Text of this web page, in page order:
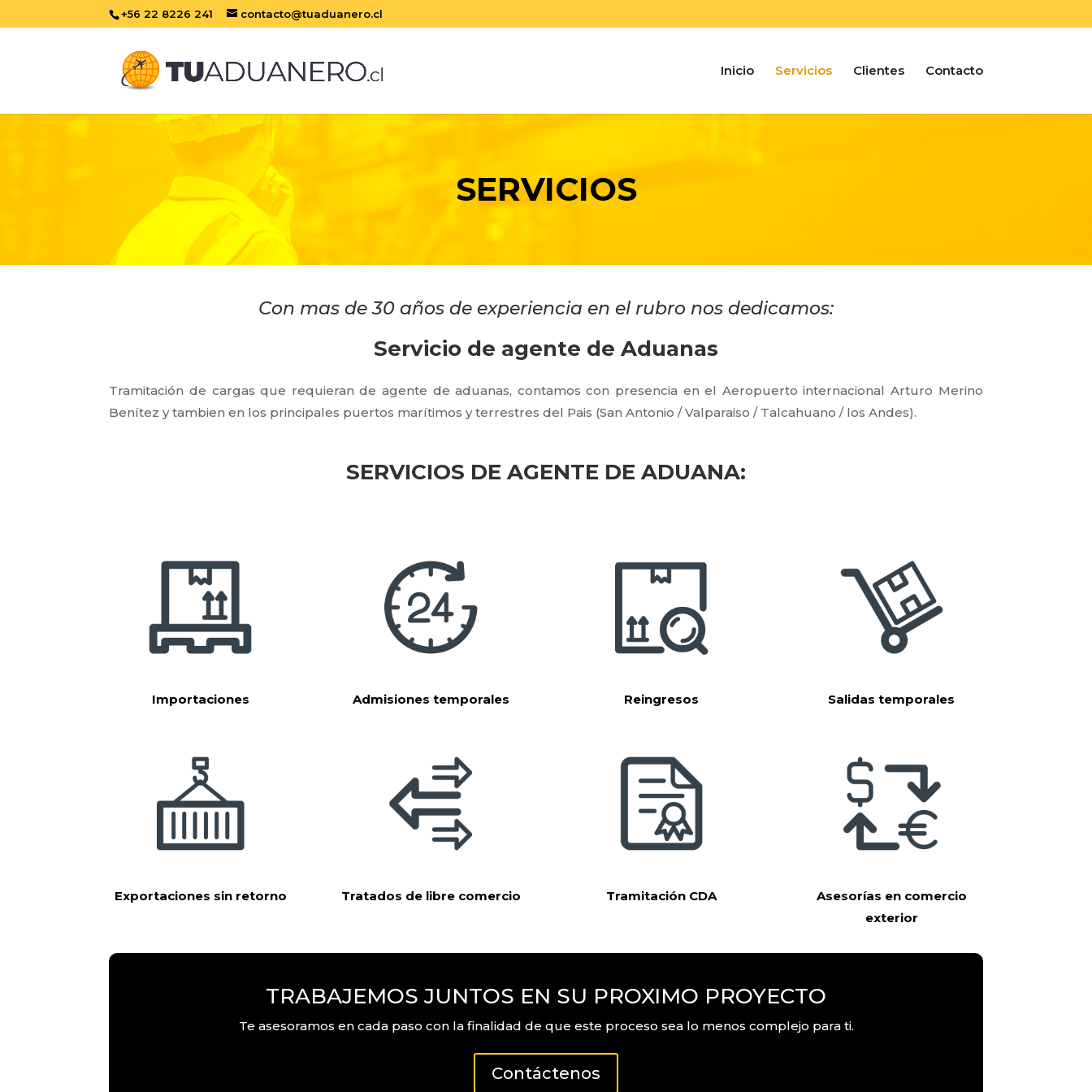
+56 22 8226 241 contacto@tuaduanero.cl
Inicio Servicios Clientes Contacto
SERVICIOS
Con mas de 30 años de experiencia en el rubro nos dedicamos:
Servicio de agente de Aduanas
Tramitación de cargas que requieran de agente de aduanas, contamos con presencia en el Aeropuerto internacional Arturo Merino
Benítez y tambien en los principales puertos marítimos y terrestres del Pais (San Antonio / Valparaiso / Talcahuano / los Andes).
SERVICIOS DE AGENTE DE ADUANA:
Importaciones Admisiones temporales Reingresos Salidas temporales
Exportaciones sin retorno Tratados de libre comercio Tramitación CDA
Asesorías en comercio
exterior
TRABAJEMOS JUNTOS EN SU PROXIMO PROYECTO
Te asesoramos en cada paso con la finalidad de que este proceso sea lo menos complejo para ti.
Contáctenos